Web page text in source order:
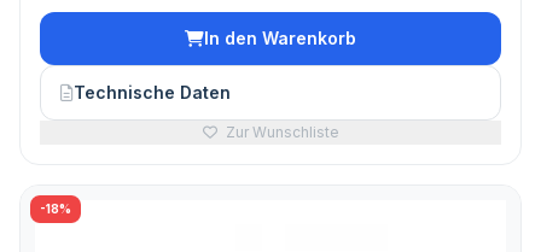
In den Warenkorb
Technische Daten
Zur Wunschliste
-18%